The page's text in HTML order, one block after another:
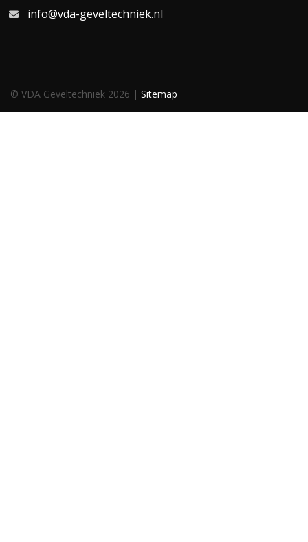
info@vda-geveltechniek.nl
© VDA Geveltechniek 2026 | Sitemap